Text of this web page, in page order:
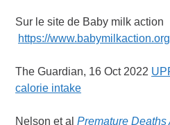
Sur le site de Baby milk action
https://
The Guardian, 16 Oct 2022
calorie intake
Nelson et al Premature Deaths